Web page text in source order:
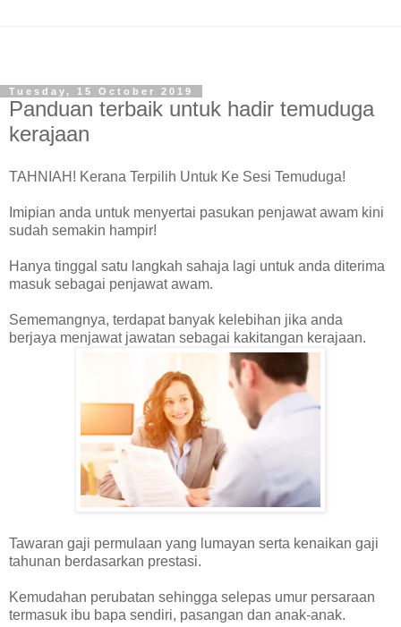
Tuesday, 15 October 2019
Panduan terbaik untuk hadir temuduga
kerajaan
TAHNIAH! Kerana Terpilih Untuk Ke Sesi Temuduga!
Imipian anda untuk menyertai pasukan penjawat awam kini
sudah semakin hampir!
Hanya tinggal satu langkah sahaja lagi untuk anda diterima
masuk sebagai penjawat awam.
Sememangnya, terdapat banyak kelebihan jika anda
berjaya menjawat jawatan sebagai kakitangan kerajaan.
Tawaran gaji permulaan yang lumayan serta kenaikan gaji
tahunan berdasarkan prestasi.
Kemudahan perubatan sehingga selepas umur persaraan
termasuk ibu bapa sendiri, pasangan dan anak-anak.